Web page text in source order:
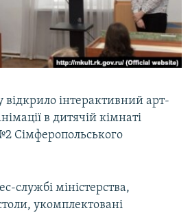
КРИМУ
інтерактивний арт-
в дитячій кімнаті
Сімферопольського
службі міністерства,
укомплектовані